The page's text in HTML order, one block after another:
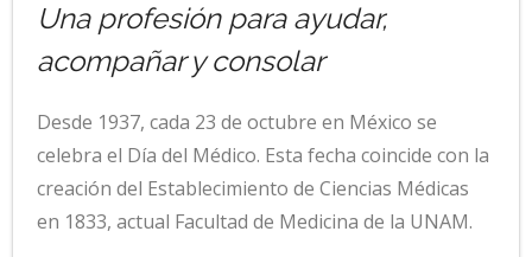
Una profesión para ayudar,
acompañar y consolar
Desde 1937, cada 23 de octubre en México se
celebra el Día del Médico. Esta fecha coincide con la
creación del Establecimiento de Ciencias Médicas
en 1833, actual Facultad de Medicina de la UNAM.